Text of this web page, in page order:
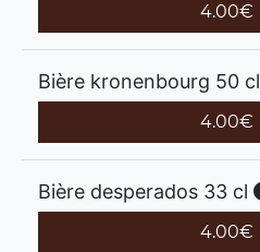
4.00€
Bière kronenbourg 50 cl
4.00€
Bière desperados 33 cl
4.00€